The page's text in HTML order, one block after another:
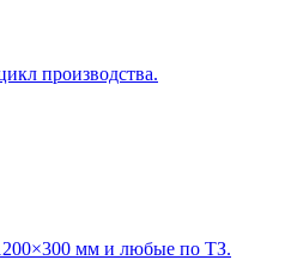
производства.
мм и любые по ТЗ.